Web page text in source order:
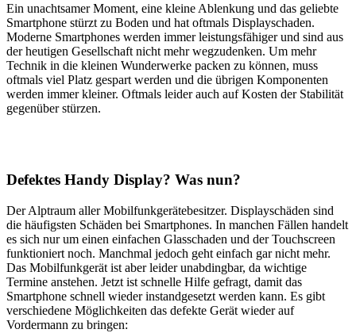
Ein unachtsamer Moment, eine kleine Ablenkung und das geliebte
Smartphone stürzt zu Boden und hat oftmals Displayschaden.
Moderne Smartphones werden immer leistungsfähiger und sind aus
der heutigen Gesellschaft nicht mehr wegzudenken. Um mehr
Technik in die kleinen Wunderwerke packen zu können, muss
oftmals viel Platz gespart werden und die übrigen Komponenten
werden immer kleiner. Oftmals leider auch auf Kosten der Stabilität
gegenüber stürzen.
Defektes Handy Display? Was nun?
Der Alptraum aller Mobilfunkgerätebesitzer. Displayschäden sind
die häufigsten Schäden bei Smartphones. In manchen Fällen handelt
es sich nur um einen einfachen Glasschaden und der Touchscreen
funktioniert noch. Manchmal jedoch geht einfach gar nicht mehr.
Das Mobilfunkgerät ist aber leider unabdingbar, da wichtige
Termine anstehen. Jetzt ist schnelle Hilfe gefragt, damit das
Smartphone schnell wieder instandgesetzt werden kann. Es gibt
verschiedene Möglichkeiten das defekte Gerät wieder auf
Vordermann zu bringen: